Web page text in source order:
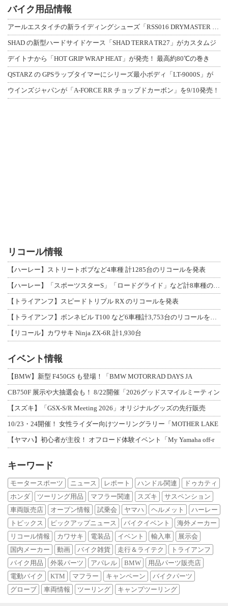
バイク用品情報
SHAD の新型ハードサイドケース「SHAD TERRA TR27」がカスタムジ
デイトナから「HOT GRIP WRAP HEAT」が発売！ 最高約80℃の巻き
QSTARZ の GPSラップタイマーにシリーズ最小ボディ「LT-9000S」が
ウインズジャパンが「A-FORCE RR チョップドカーボン」を9/10発売！
リコール情報
【ハーレー】ストリートボブなど4車種 計1285台のリコールを発表
【トライアンフ】スピードトリプル RX のリコールを発表
【リコール】カワサキ Ninja ZX-6R 計1,930台
イベント情報
【BMW】新型 F450GS も登場！「BMW MOTORRAD DAYS JA
CB750F 展示や大抽選会も！ 8/22開催「2026グッドスマイルミーティン
【スズキ】「GSX-S/R Meeting 2026」オリジナルグッズの先行販売
10/23・24開催！ 女性ライダー向けツーリングラリー「MOTHER LAKE
【ヤマハ】初心者が主役！ オフロード体験イベント「My Yamaha off-r
キーワード
モータースポーツ ニュース レポート ハンドル関連
ドゥカティ
ホンダ
ツーリング用品 マフラー関連 スズキ
サスペンション
車両販売店
オープン情報 試乗会 ヤマハ ヘルメット
ハーレー
トピックス
ピックアップニュース バイクイベント
海外メーカー
リコール情報
カワサキ 電装品 イベント 輸入車
展示会
国内メーカー
動画 バイク雑貨 走行＆ライテク
トライアンフ
バイク用品
外装パーツ アパレル BMW
用品パーツ販売店
電動バイク
KTM マフラー キャンペーン
バイクパーツ
グローブ
車両情報 ツーリング キャンプツーリング